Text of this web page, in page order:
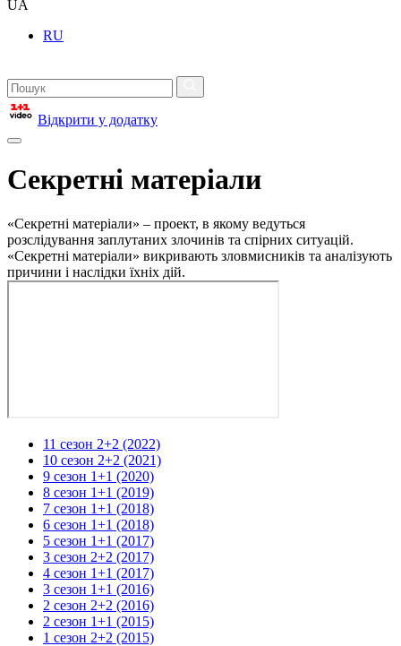
UA
RU
Відкрити у додатку
Секретні матеріали
«Секретні матеріали» – проект, в якому ведуться
розслідування заплутаних злочинів та спірних ситуацій.
«Секретні матеріали» викривають зловмисників та аналізують
причини і наслідки їхніх дій.
11 сезон 2+2 (2022)
10 сезон 2+2 (2021)
9 сезон 1+1 (2020)
8 сезон 1+1 (2019)
7 сезон 1+1 (2018)
6 сезон 1+1 (2018)
5 сезон 1+1 (2017)
3 сезон 2+2 (2017)
4 сезон 1+1 (2017)
3 сезон 1+1 (2016)
2 сезон 2+2 (2016)
2 сезон 1+1 (2015)
1 сезон 2+2 (2015)